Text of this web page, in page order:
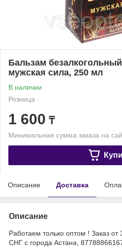
Бальзам
мужская сила, 250 мл
В наличии
Розница
1 600 ₸
Минимальная сумма заказа на
Описание Доставка
Описание
Работаем только оптом ! Заказ от
СНГ с города Астана,